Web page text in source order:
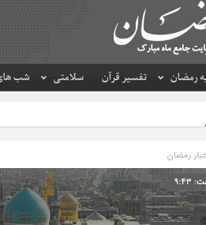
رمضان تفسیر قرآن سلامتی شب
رمضان